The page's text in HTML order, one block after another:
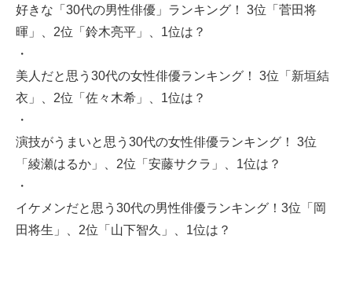
好きな「30代の男性俳優」ランキング！ 3位「菅田将
暉」、2位「鈴木亮平」、1位は？
・
美人だと思う30代の女性俳優ランキング！ 3位「新垣結
衣」、2位「佐々木希」、1位は？
・
演技がうまいと思う30代の女性俳優ランキング！ 3位
「綾瀬はるか」、2位「安藤サクラ」、1位は？
・
イケメンだと思う30代の男性俳優ランキング！3位「岡
田将生」、2位「山下智久」、1位は？